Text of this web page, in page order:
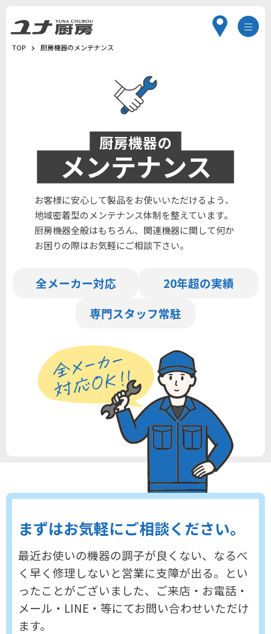
TOP 厨房機器のメンテナンス
厨房機器の
メンテナンス
お客様に安心して製品をお使いいただけるよう、
地域密着型のメンテナンス体制を整えています。
厨房機器全般はもちろん、関連機器に関して何か
お困りの際はお気軽にご相談下さい。
全メーカー対応
20年超の実績
専門スタッフ常駐
まずはお気軽にご相談ください。
最近お使いの機器の調子が良くない、なるべ
く早く修理しないと営業に支障が出る。 とい
ったことがございました、ご来店・お電話・
メール・LINE・等にてお問い合わせいただけ
ます。